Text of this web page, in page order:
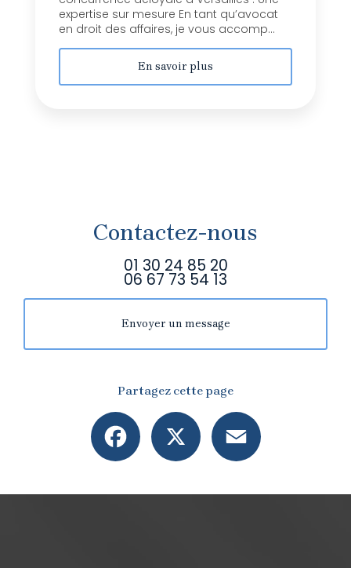
expertise sur mesure En tant qu’avocat
en droit des affaires, je vous accomp...
En savoir plus
Contactez-nous
01 30 24 85 20
06 67 73 54 13
Envoyer un message
Partagez cette page
Facebook